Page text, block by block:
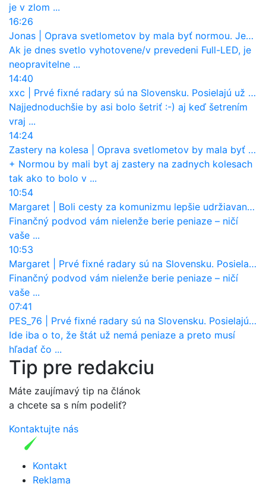
je v zlom ...
16:26
Jonas
Oprava svetlometov by mala byť normou. Jeden nový dnes stojí priemerne 1251 eur!
Ak je dnes svetlo vyhotovene/v prevedeni Full-LED, je
neopravitelne ...
14:40
xxc
Prvé fixné radary sú na Slovensku. Posielajú už pokuty? Ukáže ich Waze?
Najjednoduchšie by asi bolo šetriť :-) aj keď šetrením
vraj ...
14:24
Zastery na kolesa
Oprava svetlometov by mala byť normou. Jeden nový dnes stojí priemerne 1251 eur!
+ Normou by mali byt aj zastery na zadnych kolesach
tak ako to bolo v ...
10:54
Margaret
Boli cesty za komunizmu lepšie udržiavané ako dnes?
Finančný podvod vám nielenže berie peniaze – ničí
vaše ...
10:53
Margaret
Prvé fixné radary sú na Slovensku. Posielajú už pokuty? Ukáže ich Waze?
Finančný podvod vám nielenže berie peniaze – ničí
vaše ...
07:41
PES_76
Prvé fixné radary sú na Slovensku. Posielajú už pokuty? Ukáže ich Waze?
Ide iba o to, že štát už nemá peniaze a preto musí
hľadať čo ...
Tip pre redakciu
Máte zaujímavý tip na článok
a chcete sa s ním podeliť?
Kontaktujte nás
Kontakt
Reklama